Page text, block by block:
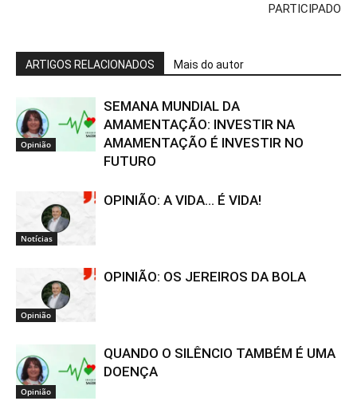
PARTICIPADO
ARTIGOS RELACIONADOS Mais do autor
Opinião
SEMANA MUNDIAL DA
AMAMENTAÇÃO: INVESTIR NA
AMAMENTAÇÃO É INVESTIR NO
FUTURO
Notícias
OPINIÃO: A VIDA… É VIDA!
Opinião
OPINIÃO: OS JEREIROS DA BOLA
Opinião
QUANDO O SILÊNCIO TAMBÉM É UMA
DOENÇA